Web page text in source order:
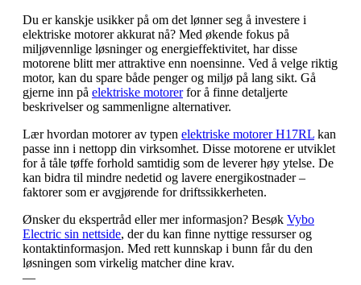
Du er kanskje usikker på om det lønner seg å investere i
elektriske motorer akkurat nå? Med økende fokus på
miljøvennlige løsninger og energieffektivitet, har disse
motorene blitt mer attraktive enn noensinne. Ved å velge riktig
motor, kan du spare både penger og miljø på lang sikt. Gå
gjerne inn på elektriske motorerfor å finne detaljerte
beskrivelser og sammenligne alternativer.
Lær hvordan motorer av typen elektriske motorer H17RL kan
passe inn i nettopp din virksomhet. Disse motorene er utviklet
for å tåle tøffe forhold samtidig som de leverer høy ytelse. De
kan bidra til mindre nedetid og lavere energikostnader –
faktorer som er avgjørende for driftssikkerheten.
Ønsker du ekspertråd eller mer informasjon? Besøk Vybo
Electric sin nettside, der du kan finne nyttige ressurser og
kontaktinformasjon. Med rett kunnskap i bunn får du den
løsningen som virkelig matcher dine krav.
—